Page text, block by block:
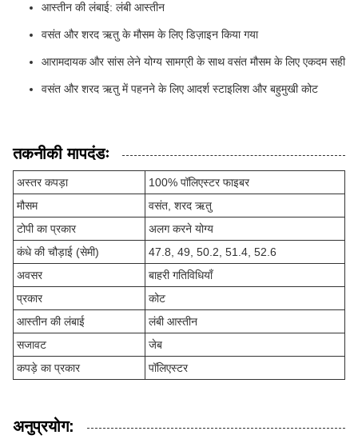
आस्तीन की लंबाई: लंबी आस्तीन
वसंत और शरद ऋतु के मौसम के लिए डिज़ाइन किया गया
आरामदायक और सांस लेने योग्य सामग्री के साथ वसंत मौसम के लिए एकदम सही
वसंत और शरद ऋतु में पहनने के लिए आदर्श स्टाइलिश और बहुमुखी कोट
तकनीकी मापदंडः
अस्तर कपड़ा
100% पॉलिएस्टर फाइबर
मौसम
वसंत, शरद ऋतु
टोपी का प्रकार
अलग करने योग्य
कंधे की चौड़ाई (सेमी)
47.8, 49, 50.2, 51.4, 52.6
अवसर
बाहरी गतिविधियाँ
प्रकार
कोट
आस्तीन की लंबाई
लंबी आस्तीन
सजावट
जेब
कपड़े का प्रकार
पॉलिएस्टर
अनुप्रयोग: